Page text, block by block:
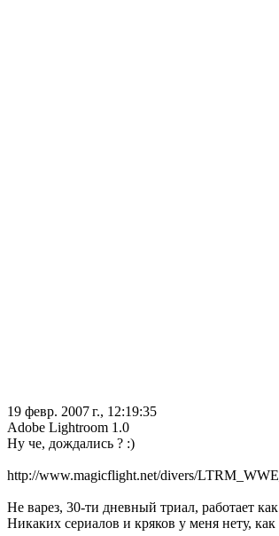
19 февр. 2007 г., 12:19:35
Adobe Lightroom 1.0
Ну че, дождались ? :)
http://www.magicflight.net/divers/
Не варез, 30-ти дневный триал, работает
Никаких сериалов и кряков у меня нету,